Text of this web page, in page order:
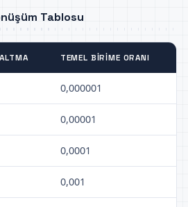
Tablosu
TEMEL BIRIME ORANI
0,000001
0,00001
0,0001
0,001